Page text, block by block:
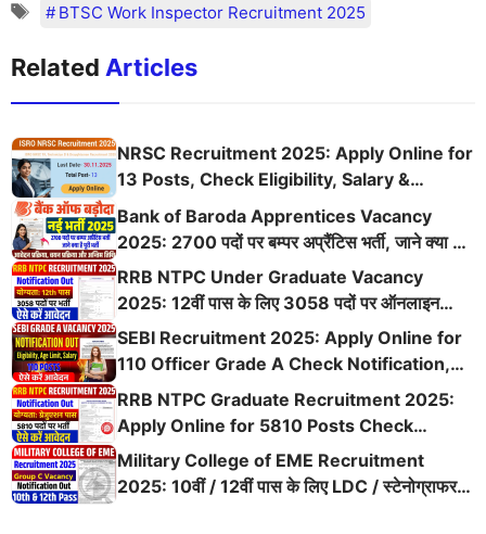
BTSC Work Inspector Recruitment 2025
Related Articles
NRSC Recruitment 2025: Apply Online for
13 Posts, Check Eligibility, Salary &
Application Details
Bank of Baroda Apprentices Vacancy
2025: 2700 पदों पर बम्पर अप्रैंटिस भर्ती, जाने क्या है
पूरी भर्ती, आवेदन प्रक्रिया, चयन प्रक्रिया और अन्तिम
तिथि
RRB NTPC Under Graduate Vacancy
2025: 12वीं पास के लिए 3058 पदों पर ऑनलाइन
आवेदन शुरू, योग्यता, चयन प्रक्रिया और पूरी डिटेल्स चेक
करें
SEBI Recruitment 2025: Apply Online for
110 Officer Grade A Check Notification,
Eligibility, Age, Salary & Last Date
RRB NTPC Graduate Recruitment 2025:
Apply Online for 5810 Posts Check
Eligibility, Age, Salary, Exam Date & Last
Date
Military College of EME Recruitment
2025: 10वीं / 12वीं पास के लिए LDC / स्टेनोग्राफर /